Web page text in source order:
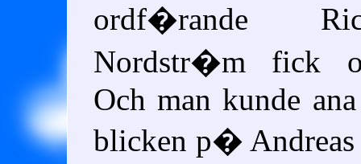
ordf�rande
Nordstr�m fick
Och man kunde
blicken p�